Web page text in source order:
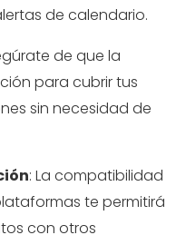
de calendario.
de que la
para cubrir tus
sin necesidad de
: La compatibilidad
te permitirá
con otros